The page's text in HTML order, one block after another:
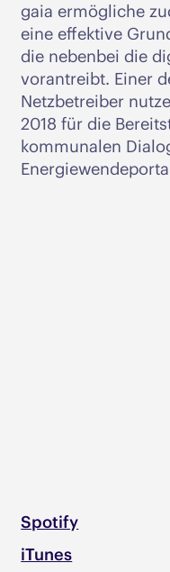
gaia ermögliche
eine effektive
die nebenbei die
vorantreibt. Einer
Netzbetreiber
2018 für die
kommunalen
Spotify
iTunes